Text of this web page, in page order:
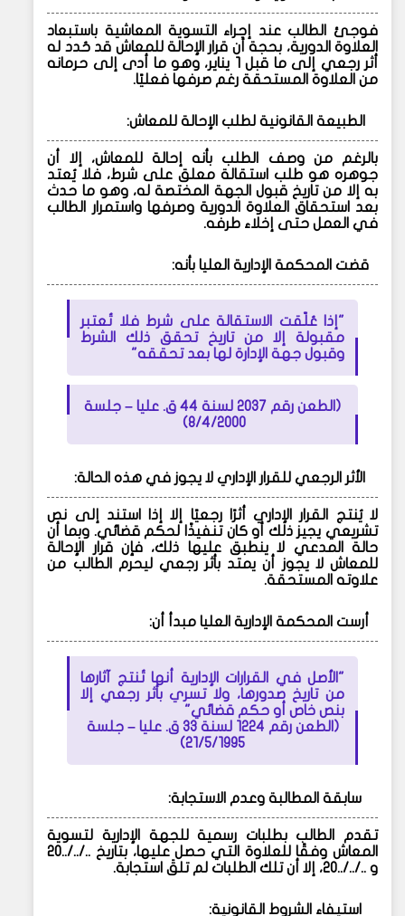
فوجئ الطالب عند إجراء التسوية المعاشية باستبعاد
العلاوة الدورية، بحجة أن قرار الإحالة للمعاش قد حُدد له
أثر رجعي إلى ما قبل 1 يناير، وهو ما أدى إلى حرمانه
من العلاوة المستحقة رغم صرفها فعليًا.
الطبيعة القانونية لطلب الإحالة للمعاش:
بالرغم من وصف الطلب بأنه إحالة للمعاش، إلا أن
جوهره هو طلب استقالة معلق على شرط، فلا يُعتد
به إلا من تاريخ قبول الجهة المختصة له، وهو ما حدث
بعد استحقاق العلاوة الدورية وصرفها واستمرار الطالب
في العمل حتى إخلاء طرفه.
قضت المحكمة الإدارية العليا بأنه:
"إذا عُلّقت الاستقالة على شرط فلا تُعتبر
مقبولة إلا من تاريخ تحقق ذلك الشرط
وقبول جهة الإدارة لها بعد تحققه"
(الطعن رقم 2037 لسنة 44 ق. عليا – جلسة
8/4/2000)
الأثر الرجعي للقرار الإداري لا يجوز في هذه الحالة:
لا يُنتج القرار الإداري أثرًا رجعيًا إلا إذا استند إلى نص
تشريعي يجيز ذلك أو كان تنفيذًا لحكم قضائي. وبما أن
حالة المدعي لا ينطبق عليها ذلك، فإن قرار الإحالة
للمعاش لا يجوز أن يمتد بأثر رجعي ليحرم الطالب من
علاوته المستحقة.
أرست المحكمة الإدارية العليا مبدأ أن:
"الأصل في القرارات الإدارية أنها تُنتج آثارها
من تاريخ صدورها، ولا تسري بأثر رجعي إلا
بنص خاص أو حكم قضائي"
(الطعن رقم 1224 لسنة 33 ق. عليا – جلسة
21/5/1995)
سابقة المطالبة وعدم الاستجابة:
تقدم الطالب بطلبات رسمية للجهة الإدارية لتسوية
المعاش وفقًا للعلاوة التي حصل عليها، بتاريخ ../../..20
و ../../..20 ، إلا أن تلك الطلبات لم تلقَ استجابة.
استيفاء الشروط القانونية: